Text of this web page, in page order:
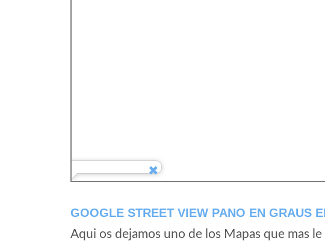
GOOGLE STREET VIEW PANO EN GRAUS
Aqui os dejamos uno de los Mapas que mas